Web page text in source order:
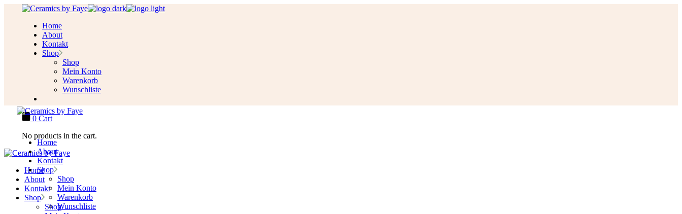
Home
About
Kontakt
Shop
Shop
Mein Konto
Warenkorb
Wunschliste
0 Cart
No products in the cart.
Home
About
Kontakt
Shop
Shop
Home
About
Kontakt
Shop
Shop
Mein Konto
Warenkorb
Wunschliste